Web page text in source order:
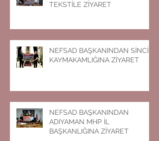
TEKSTİLE ZİYARET
NEFSAD BAŞKANINDAN SİNCİK
KAYMAKAMLIĞINA ZİYARET
NEFSAD BAŞKANINDAN
ADIYAMAN MHP İL
BAŞKANLIĞINA ZİYARET